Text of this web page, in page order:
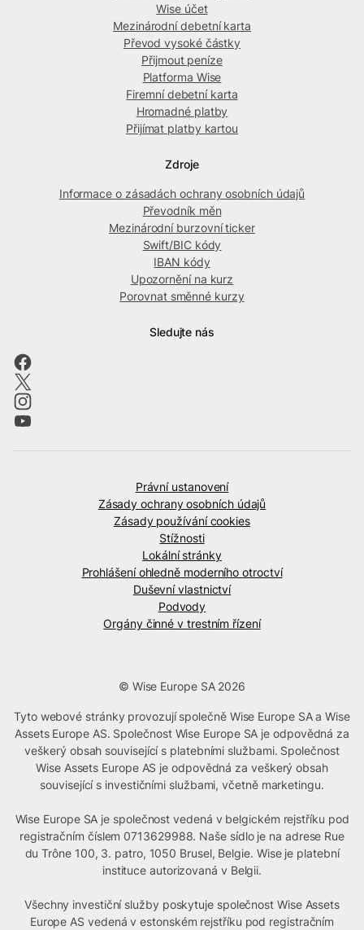
Wise účet
Mezinárodní debetní karta
Převod vysoké částky
Přijmout peníze
Platforma Wise
Firemní debetní karta
Hromadné platby
Přijímat platby kartou
Zdroje
Informace o zásadách ochrany osobních údajů
Převodník měn
Mezinárodní burzovní ticker
Swift/BIC kódy
IBAN kódy
Upozornění na kurz
Porovnat směnné kurzy
Sledujte nás
Právní ustanovení
Zásady ochrany osobních údajů
Zásady používání cookies
Stížnosti
Lokální stránky
Prohlášení ohledně moderního otroctví
Duševní vlastnictví
Podvody
Orgány činné v trestním řízení
© Wise Europe SA 2026
Tyto webové stránky provozují společně Wise Europe SA a Wise
Assets Europe AS. Společnost Wise Europe SA je odpovědná za
veškerý obsah související s platebními službami. Společnost
Wise Assets Europe AS je odpovědná za veškerý obsah
související s investičními službami, včetně marketingu.
Wise Europe SA je společnost vedená v belgickém rejstříku pod
registračním číslem 0713629988. Naše sídlo je na adrese Rue
du Trône 100, 3. patro, 1050 Brusel, Belgie. Wise je platební
instituce autorizovaná v Belgii.
Všechny investiční služby poskytuje společnost Wise Assets
Europe AS vedená v estonském rejstříku pod registračním